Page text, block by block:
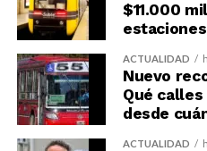
$11.000
ACTUALIDAD
Nuevo
Qué
desde
ACTUALIDAD